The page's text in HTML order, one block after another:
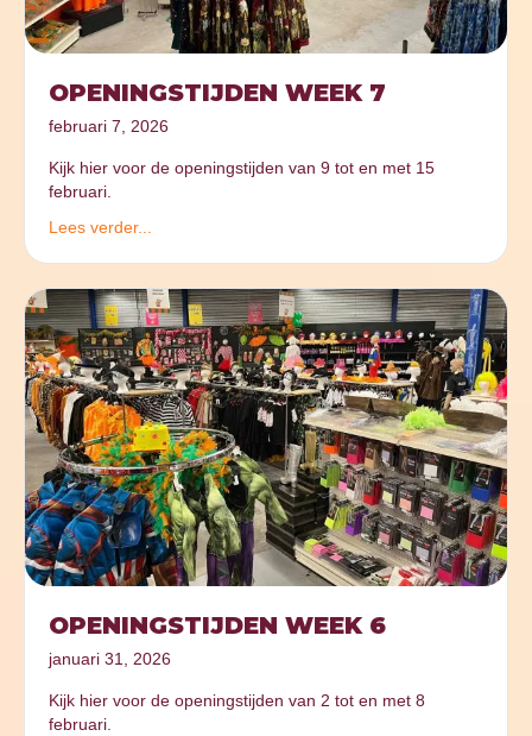
OPENINGSTIJDEN WEEK 7
februari 7, 2026
Kijk hier voor de openingstijden van 9 tot en met 15
februari.
Lees verder...
OPENINGSTIJDEN WEEK 6
januari 31, 2026
Kijk hier voor de openingstijden van 2 tot en met 8
februari.